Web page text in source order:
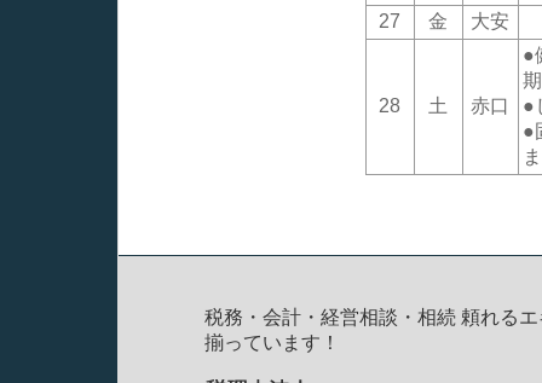
27
金 大安
28 土 赤口
●
●
●
税務・会計・経営相談・相続 頼れる
揃っています！